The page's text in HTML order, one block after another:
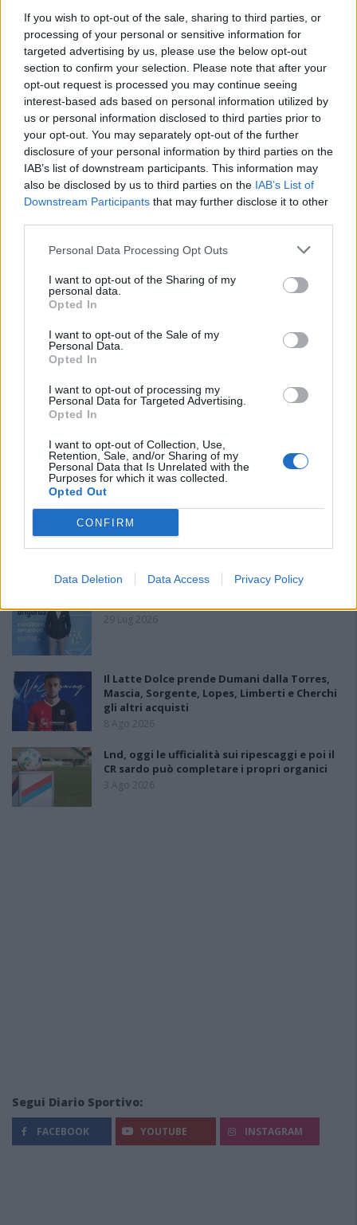
If you wish to opt-out of the sale, sharing to third parties, or
processing of your personal or sensitive information for
targeted advertising by us, please use the below opt-out
section to confirm your selection. Please note that after your
opt-out request is processed you may continue seeing
interest-based ads based on personal information utilized by
us or personal information disclosed to third parties prior to
your opt-out. You may separately opt-out of the further
disclosure of your personal information by third parties on the
IAB’s list of downstream participants. This information may
also be disclosed by us to third parties on the IAB’s List of
Downstream Participants that may further disclose it to other
Personal Data Processing Opt Outs
I want to opt-out of the Sharing of my
personal data.
Opted In
I want to opt-out of the Sale of my
Personal Data.
Opted In
I want to opt-out of processing my
Personal Data for Targeted Advertising.
Opted In
I want to opt-out of Collection, Use,
Retention, Sale, and/or Sharing of my
Personal Data that Is Unrelated with the
Purposes for which it was collected.
Opted Out
CONFIRM
Data Deletion Data Access Privacy Policy
PIÙ LETTI OGGI
Il Monte Alma rinforza l'attacco con Palmas
e Bonivardi, nel Macomer l'estro di Di Angelo
9 Ago 2026
La COS approda a Barisardo tra conferme,
nuovi volti e mister Loi a fare da filo
9 Ago 2026
29 Lug 2026
Il Latte Dolce prende Dumani dalla Torres,
Mascia, Sorgente, Lopes, Limberti e Cherchi
gli altri acquisti
8 Ago 2026
Lnd, oggi le ufficialità sui ripescaggi e poi il
CR sardo può completare i propri organici
3 Ago 2026
Segui Diario Sportivo:
FACEBOOK YOUTUBE INSTAGRAM